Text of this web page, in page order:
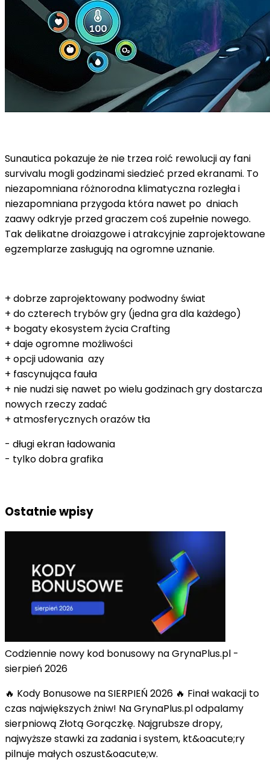
Sunautica pokazuje że nie trzea roić rewolucji ay fani
survivalu mogli godzinami siedzieć przed ekranami. To
niezapomniana różnorodna klimatyczna rozległa i
niezapomniana przygoda która nawet po dniach
zaawy odkryje przed graczem coś zupełnie nowego.
Tak delikatne droiazgowe i atrakcyjnie zaprojektowane
egzemplarze zasługują na ogromne uznanie.
+ dobrze zaprojektowany podwodny świat
+ do czterech trybów gry (jedna gra dla każdego)
+ bogaty ekosystem życia Crafting
+ daje ogromne możliwości
+ opcji udowania azy
+ fascynująca fauła
+ nie nudzi się nawet po wielu godzinach gry dostarcza
nowych rzeczy zadać
+ atmosferycznych orazów tła
- długi ekran ładowania
- tylko dobra grafika
Ostatnie wpisy
Codziennie nowy kod bonusowy na GrynaPlus.pl -
sierpień 2026
🔥 Kody Bonusowe na SIERPIEŃ 2026 🔥 Finał wakacji to
czas największych żniw! Na GrynaPlus.pl odpalamy
sierpniową Złotą Gorączkę. Najgrubsze dropy,
najwyższe stawki za zadania i system, kt&oacute;ry
pilnuje małych oszust&oacute;w.